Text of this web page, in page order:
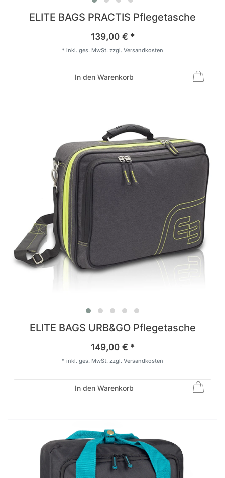
ELITE BAGS PRACTIS Pflegetasche
139,00 € *
In den Warenkorb
* inkl. ges. MwSt. zzgl. Versandkosten
ELITE BAGS URB&GO Pflegetasche
149,00 € *
In den Warenkorb
* inkl. ges. MwSt. zzgl. Versandkosten